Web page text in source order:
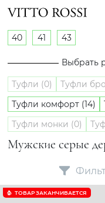
Мужские серые
40 41 43
Выбрать
Туфли (0) Туфли
Туфли комфорт (14)
Туфли монки (0)
ТОВАР ЗАКАНЧИВАЕТСЯ